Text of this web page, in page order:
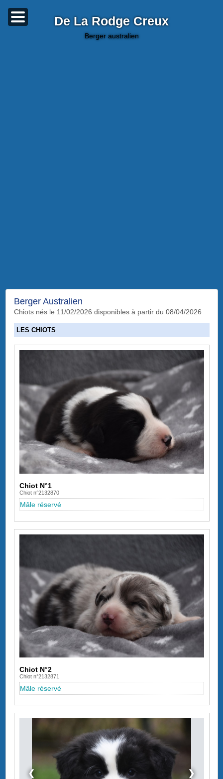
De La Rodge Creux
berger australien
Berger Australien
Chiots nés le 11/02/2026 disponibles à partir du 08/04/2026
LES CHIOTS
Chiot N°1
Chiot n°2132870
Mâle réservé
Chiot N°2
Chiot n°2132871
Mâle réservé
❮ ❯